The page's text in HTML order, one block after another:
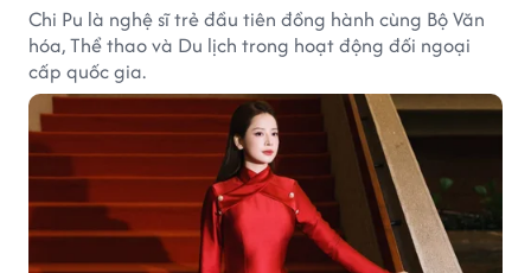
Chi Pu là nghệ sĩ trẻ đầu tiên đồng hành cùng Bộ Văn
hóa, Thể thao và Du lịch trong hoạt động đối ngoại
cấp quốc gia.